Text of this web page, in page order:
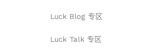
Luck Blog 专区
Luck Talk 专区